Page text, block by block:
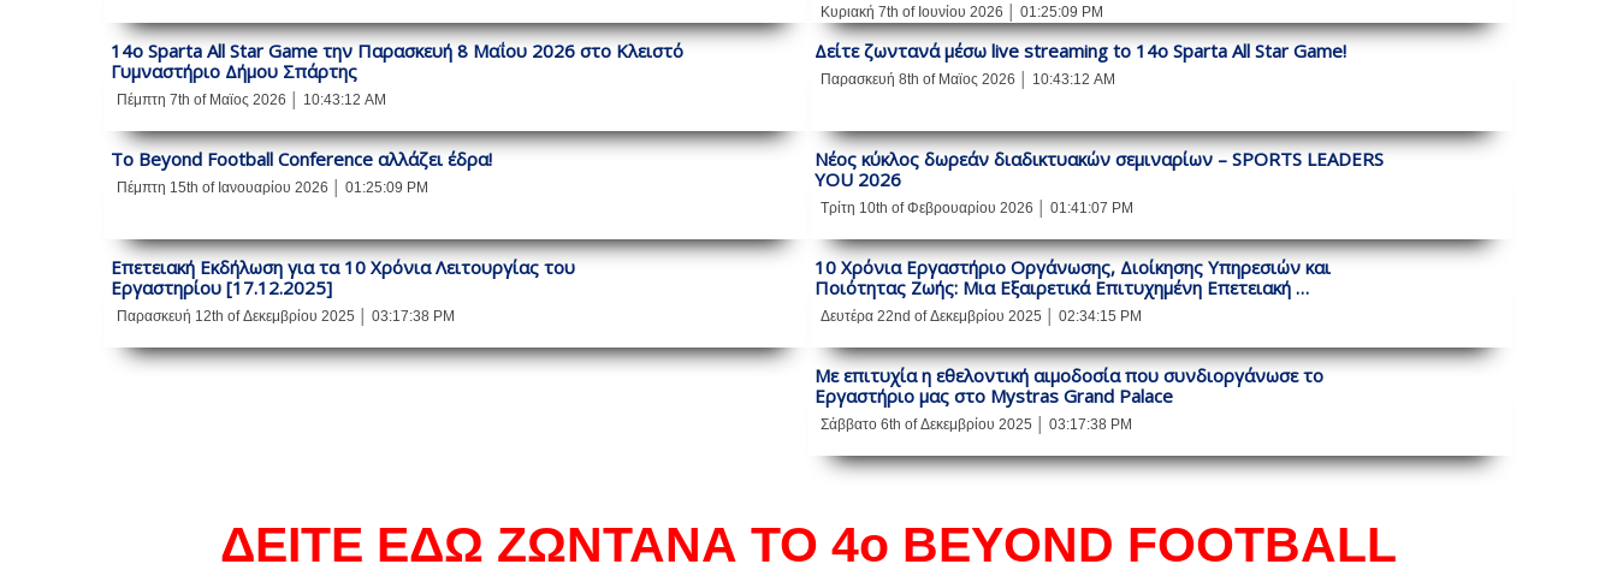
Κυριακή 7th of Ιουνίου 2026 │ 01:25:09 PM
Δείτε ζωντανά μέσω live streaming to 14ο Sparta All Star Game!
Παρασκευή 8th of Μαϊος 2026 │ 10:43:12 AM
14ο Sparta All Star Game την Παρασκευή 8 Μαΐου 2026 στο Κλειστό
Γυμναστήριο Δήμου Σπάρτης
Πέμπτη 7th of Μαϊος 2026 │ 10:43:12 AM
Νέος κύκλος δωρεάν διαδικτυακών σεμιναρίων – SPORTS LEADERS
YOU 2026
Τρίτη 10th of Φεβρουαρίου 2026 │ 01:41:07 PM
Το Beyond Football Conference αλλάζει έδρα!
Πέμπτη 15th of Ιανουαρίου 2026 │ 01:25:09 PM
10 Χρόνια Εργαστήριο Οργάνωσης, Διοίκησης Υπηρεσιών και
Ποιότητας Ζωής: Μια Εξαιρετικά Επιτυχημένη Επετειακή …
Δευτέρα 22nd of Δεκεμβρίου 2025 │ 02:34:15 PM
Επετειακή Εκδήλωση για τα 10 Χρόνια Λειτουργίας του
Εργαστηρίου [17.12.2025]
Παρασκευή 12th of Δεκεμβρίου 2025 │ 03:17:38 PM
Με επιτυχία η εθελοντική αιμοδοσία που συνδιοργάνωσε το
Εργαστήριο μας στο Mystras Grand Palace
Σάββατο 6th of Δεκεμβρίου 2025 │ 03:17:38 PM
ΔΕΙΤΕ ΕΔΩ ΖΩΝΤΑΝΑ ΤΟ 4o BEYOND FOOTBALL